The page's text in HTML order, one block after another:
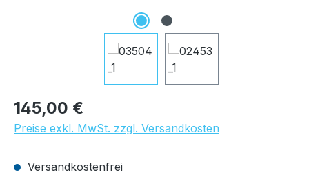
Regulärer Preis:
145,00 €
Preise exkl. MwSt. zzgl. Versandkosten
Versandkostenfrei